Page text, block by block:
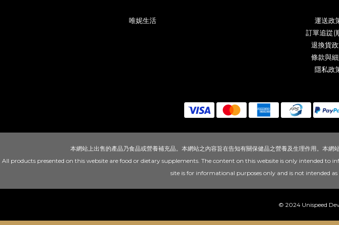
唯妮生活
運送政
訂單追踨(
退換貨
條款與
隱私政
本網站上出售的產品乃食品或營養補充品。本網站之內容旨在告知有關保健品之營養及生理作用。本
All products presented on this website are food or dietary supplements. The content on this website is only intended
site is for informational purposes only and is not intended
© 2024 Unispeed